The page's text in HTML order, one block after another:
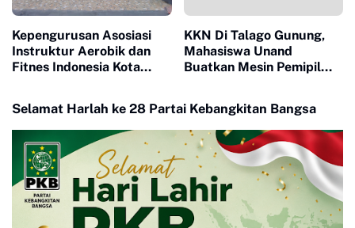
Kepengurusan Asosiasi
Instruktur Aerobik dan
Fitnes Indonesia Kota
KKN Di Talago Gunung,
Mahasiswa Unand
Buatkan Mesin Pemipil
Selamat Harlah ke 28 Partai Kebangkitan Bangsa